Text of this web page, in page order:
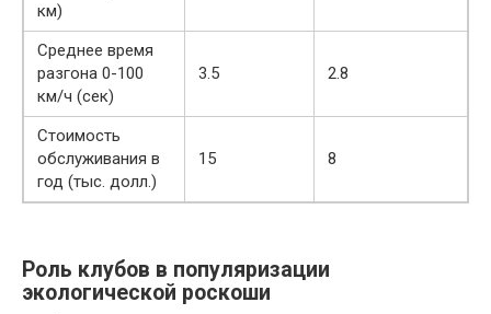
км)
Среднее время
разгона 0-100
км/ч (сек)
3.5 2.8
Стоимость
обслуживания в
год (тыс. долл.)
15 8
Роль клубов в популяризации
экологической роскоши